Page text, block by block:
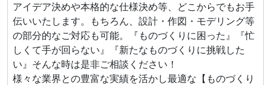
アイデア決めや本格的な仕様決め等、どこからでもお手
伝いいたします。もちろん、設計・作図・モデリング等
の部分的なご対応も可能。『ものづくりに困った』『忙
しくて手が回らない』『新たなものづくりに挑戦した
い』そんな時は是非ご相談ください！
様々な業界との豊富な実績を活かし最適な【ものづくり